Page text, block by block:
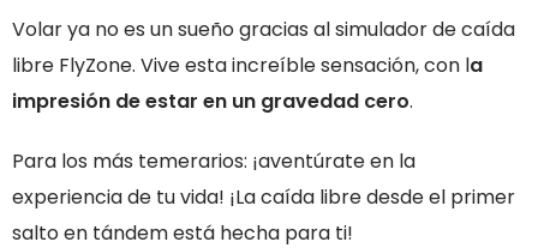
Volar ya no es un sueño gracias al simulador de caída
libre FlyZone. Vive esta increíble sensación, con la
impresión de estar en un gravedad cero.
Para los más temerarios: ¡aventúrate en la
experiencia de tu vida! ¡La caída libre desde el primer
salto en tándem está hecha para ti!